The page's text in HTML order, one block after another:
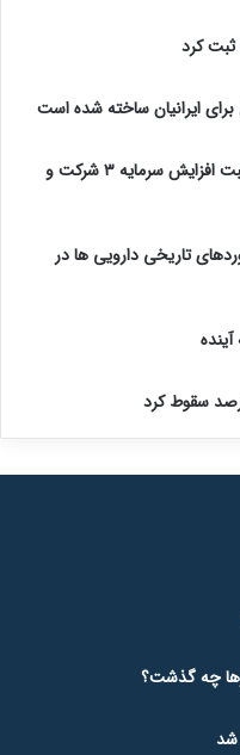
ثبت کرد
جدیدترین افزایش سرمایه‌های بورس؛ ثبت افزایش سرمایه ۳ شرکت و
صنعت دارو تیر ۱۴۰۵ | رکوردهای تاریخی دارویی ها در
چه گذشت؟
شد